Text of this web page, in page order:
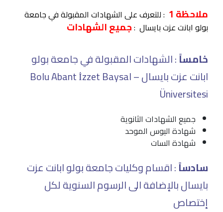
ملاحظة 1
: للتعرف على الشهادات المقبولة في جامعة
بولو ابانت عزت بايسال :جميع الشهادات
خامساً: الشهادات المقبولة في جامعة بولو
ابانت عزت بايسال – Bolu Abant İzzet Baysal
Üniversitesi
جميع الشهادات الثانوية
شهادة اليوس الموحد
شهادة السات
سادساً: اقسام وكليات جامعة بولو ابانت عزت
بايسال بالإضافة الى الرسوم السنوية لكل
إختصاص